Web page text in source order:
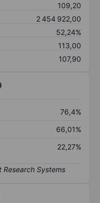
109,20
2 454 922,00
52,24%
113,00
107,90
76,4%
66,01%
22,27%